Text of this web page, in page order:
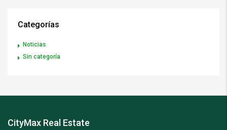
Categorías
Noticias
Sin categoría
CityMax Real Estate